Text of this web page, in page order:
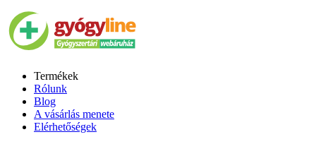
Termékek
Rólunk
Blog
A vásárlás menete
Elérhetőségek